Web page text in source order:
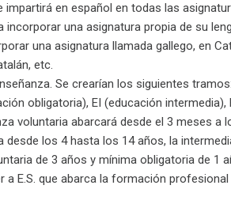
impartirá en español en todas las
una asignatura propia de su
una asignatura llamada gallego, en
etc.
Se crearían los siguientes
obligatoria), EI (educación intermedia),
voluntaria abarcará desde el 3 meses a
desde los 4 hasta los 14 años, la
de 3 años y mínima obligatoria de 1
a E.S. que abarca la formación